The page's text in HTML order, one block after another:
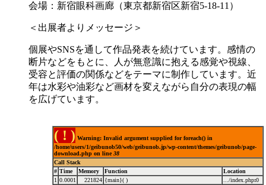
会場：新宿眼科画廊（東京都新宿区新宿5-18-11）
＜出展者よりメッセージ＞
個展やSNSを通して作品発表を続けています。感情の
断片などをもとに、人が無意識に抱える感覚や視線、
受容と評価の関係などをテーマに制作しています。近
年は水彩や油彩など画材を変えながら自分の表現の幅
を広げています。
( ! ) Warning: Invalid argument supplied for foreach() in
/home/users/1/geibunob50/web/geibunob.jp/wp-content/themes/geibunob/page-
download.php on line38
Call Stack
# Time Memory Function
Location
1 0.0001 221824 {main}( ) .../index.php:0